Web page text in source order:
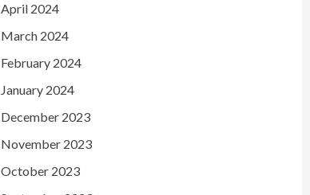
April 2024
March 2024
February 2024
January 2024
December 2023
November 2023
October 2023